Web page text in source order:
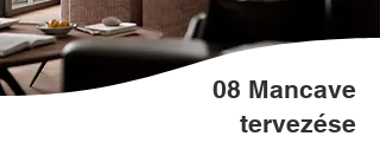
08 Mancave
tervezése